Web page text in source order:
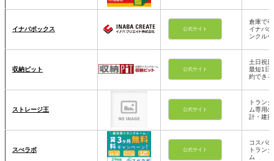
イナバボックス 公式サイト
倉庫で
イナバ
ンクル
収納ピット 公式サイト
土日祝
最短1日
約できる
ストレージ王 公式サイト
トラン
ム専用
計・建築
スぺラボ 公式サイト
コスパ
トラン
ム